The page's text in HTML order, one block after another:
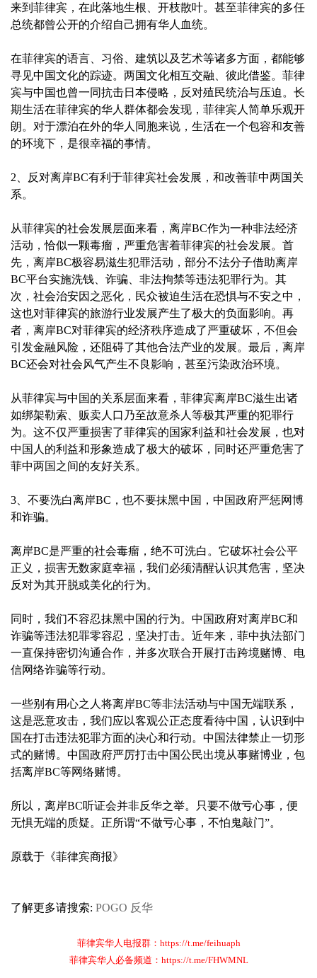
来到菲律宾，在此落地生根、开枝散叶。甚至菲律宾的多任
总统都曾公开的介绍自己拥有华人血统。
在菲律宾的语言、习俗、建筑以及艺术等诸多方面，都能够
寻见中国文化的踪迹。两国文化相互交融、彼此借鉴。菲律
宾与中国也曾一同抗击日本侵略，反对殖民统治与压迫。长
期生活在菲律宾的华人群体都会发现，菲律宾人简单乐观开
朗。对于漂泊在外的华人同胞来说，生活在一个包容和友善
的环境下，是很幸福的事情。
2、反对离岸BC有利于菲律宾社会发展，和改善菲中两国关
系。
从菲律宾的社会发展层面来看，离岸BC作为一种非法经济
活动，恰似一颗毒瘤，严重危害着菲律宾的社会发展。首
先，离岸BC极容易滋生犯罪活动，部分不法分子借助离岸
BC平台实施洗钱、诈骗、非法拘禁等违法犯罪行为。其
次，社会治安因之恶化，民众被迫生活在恐惧与不安之中，
这也对菲律宾的旅游行业发展产生了极大的负面影响。再
者，离岸BC对菲律宾的经济秩序造成了严重破坏，不但会
引发金融风险，还阻碍了其他合法产业的发展。最后，离岸
BC还会对社会风气产生不良影响，甚至污染政治环境。
从菲律宾与中国的关系层面来看，菲律宾离岸BC滋生出诸
如绑架勒索、贩卖人口乃至故意杀人等极其严重的犯罪行
为。这不仅严重损害了菲律宾的国家利益和社会发展，也对
中国人的利益和形象造成了极大的破坏，同时还严重危害了
菲中两国之间的友好关系。
3、不要洗白离岸BC，也不要抹黑中国，中国政府严惩网博
和诈骗。
离岸BC是严重的社会毒瘤，绝不可洗白。它破坏社会公平
正义，损害无数家庭幸福，我们必须清醒认识其危害，坚决
反对为其开脱或美化的行为。
同时，我们不容忍抹黑中国的行为。中国政府对离岸BC和
诈骗等违法犯罪零容忍，坚决打击。近年来，菲中执法部门
一直保持密切沟通合作，并多次联合开展打击跨境赌博、电
信网络诈骗等行动。
一些别有用心之人将离岸BC等非法活动与中国无端联系，
这是恶意攻击，我们应以客观公正态度看待中国，认识到中
国在打击违法犯罪方面的决心和行动。中国法律禁止一切形
式的赌博。中国政府严厉打击中国公民出境从事赌博业，包
括离岸BC等网络赌博。
所以，离岸BC听证会并非反华之举。只要不做亏心事，便
无惧无端的质疑。正所谓“不做亏心事，不怕鬼敲门”。
原载于《菲律宾商报》
了解更多请搜索: POGO 反华
菲律宾华人电报群：https://t.me/feihuaph
菲律宾华人必备频道：https://t.me/FHWMNL